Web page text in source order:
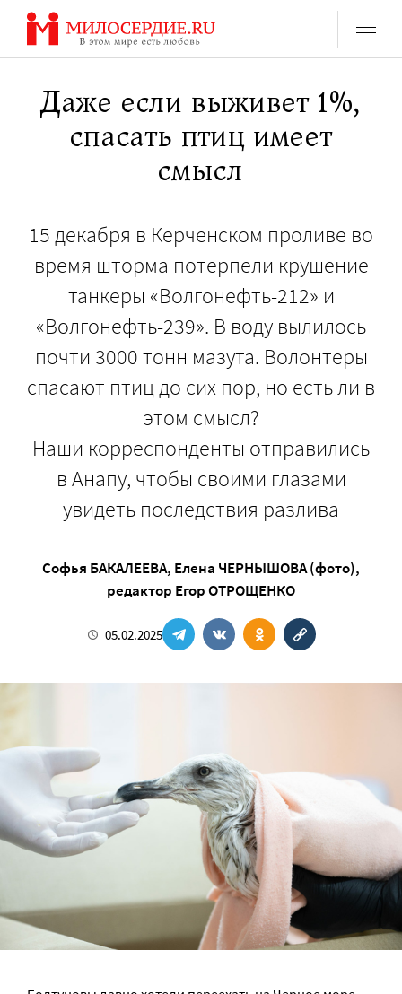
Перейти
содержанию
Даже если выживет 1%,
спасать птиц имеет
смысл
15 декабря в Керченском проливе во
время шторма потерпели крушение
танкеры «Волгонефть-212» и
«Волгонефть-239». В воду вылилось
почти 3000 тонн мазута. Волонтеры
спасают птиц до сих пор, но есть ли в
этом смысл?
Наши корреспонденты отправились
в Анапу, чтобы своими глазами
увидеть последствия разлива
Софья БАКАЛЕЕВА, Елена ЧЕРНЫШОВА (фото),
редактор Егор ОТРОЩЕНКО
05.02.2025